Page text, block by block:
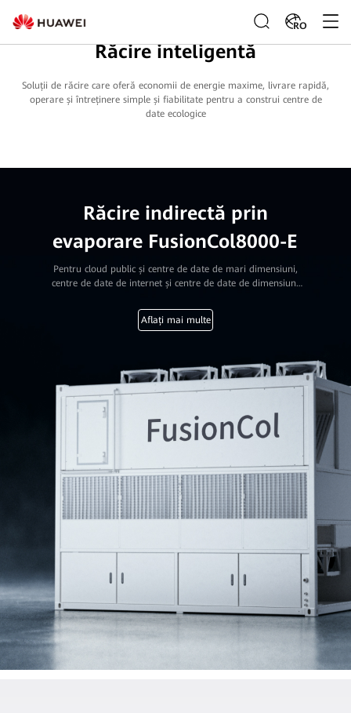
RO
Răcire inteligentă
Soluții de răcire care oferă economii de energie maxime, livrare rapidă,
operare și întreținere simple și fiabilitate pentru a construi centre de
date ecologice
Răcire indirectă prin
evaporare FusionCol8000-E
Pentru cloud public și centre de date de mari dimensiuni,
centre de date de internet și centre de date de dimensiuni
administrațiilor publice și instituțiilor financiare
Aflați mai multe